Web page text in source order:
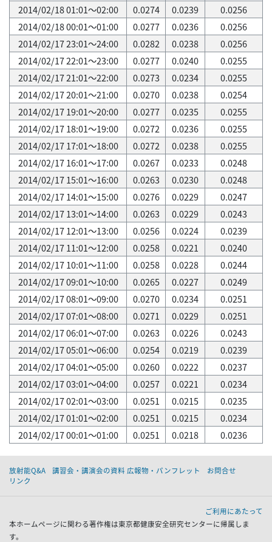
2014/02/18 01:01～02:00
0.0274 0.0239
0.0256
2014/02/18 00:01～01:00
0.0277 0.0236
0.0256
2014/02/17 23:01～24:00
0.0282 0.0238
0.0256
2014/02/17 22:01～23:00
0.0277 0.0240
0.0255
2014/02/17 21:01～22:00
0.0273 0.0234
0.0255
2014/02/17 20:01～21:00
0.0270 0.0238
0.0254
2014/02/17 19:01～20:00
0.0277 0.0235
0.0255
2014/02/17 18:01～19:00
0.0272 0.0236
0.0255
2014/02/17 17:01～18:00
0.0272 0.0238
0.0255
2014/02/17 16:01～17:00
0.0267 0.0233
0.0248
2014/02/17 15:01～16:00
0.0263 0.0230
0.0248
2014/02/17 14:01～15:00
0.0276 0.0229
0.0247
2014/02/17 13:01～14:00
0.0263 0.0229
0.0243
2014/02/17 12:01～13:00
0.0256 0.0224
0.0239
2014/02/17 11:01～12:00
0.0258 0.0221
0.0240
2014/02/17 10:01～11:00
0.0258 0.0228
0.0244
2014/02/17 09:01～10:00
0.0265 0.0227
0.0249
2014/02/17 08:01～09:00
0.0270 0.0234
0.0251
2014/02/17 07:01～08:00
0.0271 0.0229
0.0251
2014/02/17 06:01～07:00
0.0263 0.0226
0.0243
2014/02/17 05:01～06:00
0.0254 0.0219
0.0239
2014/02/17 04:01～05:00
0.0260 0.0222
0.0237
2014/02/17 03:01～04:00
0.0257 0.0221
0.0234
2014/02/17 02:01～03:00
0.0251 0.0215
0.0235
2014/02/17 01:01～02:00
0.0251 0.0215
0.0234
2014/02/17 00:01～01:00
0.0251 0.0218 0.0236
放射能Q&A 講習会・講演会の資料 広報物・パンフレット
お問合せ
リンク
ご利用にあたって
本ホームページに関わる著作権は東京都健康安全研究センターに帰属しま
す。